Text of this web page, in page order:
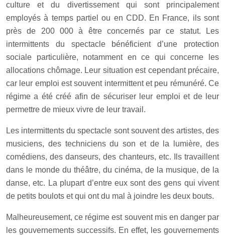
culture et du divertissement qui sont principalement
employés à temps partiel ou en CDD. En France, ils sont
près de 200 000 à être concernés par ce statut. Les
intermittents du spectacle bénéficient d’une protection
sociale particulière, notamment en ce qui concerne les
allocations chômage. Leur situation est cependant précaire,
car leur emploi est souvent intermittent et peu rémunéré. Ce
régime a été créé afin de sécuriser leur emploi et de leur
permettre de mieux vivre de leur travail.
Les intermittents du spectacle sont souvent des artistes, des
musiciens, des techniciens du son et de la lumière, des
comédiens, des danseurs, des chanteurs, etc. Ils travaillent
dans le monde du théâtre, du cinéma, de la musique, de la
danse, etc. La plupart d’entre eux sont des gens qui vivent
de petits boulots et qui ont du mal à joindre les deux bouts.
Malheureusement, ce régime est souvent mis en danger par
les gouvernements successifs. En effet, les gouvernements